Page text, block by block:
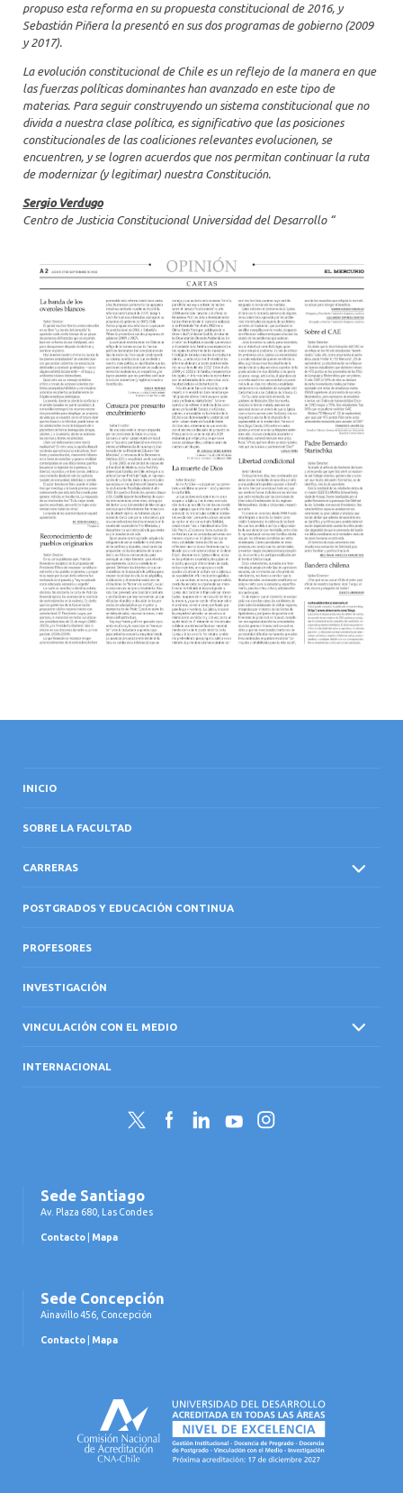
propuso esta reforma en su propuesta constitucional de 2016, y
Sebastián Piñera la presentó en sus dos programas de gobierno (2009
y 2017).
La evolución constitucional de Chile es un reflejo de la manera en que
las fuerzas políticas dominantes han avanzado en este tipo de
materias. Para seguir construyendo un sistema constitucional que no
divida a nuestra clase política, es significativo que las posiciones
constitucionales de las coaliciones relevantes evolucionen, se
encuentren, y se logren acuerdos que nos permitan continuar la ruta
de modernizar (y legitimar) nuestra Constitución.
Sergio Verdugo
Centro de Justicia Constitucional Universidad del Desarrollo “
INICIO
SOBRE LA FACULTAD
CARRERAS
POSTGRADOS Y EDUCACIÓN CONTINUA
PROFESORES
INVESTIGACIÓN
VINCULACIÓN CON EL MEDIO
INTERNACIONAL
Twitter FacebookLinkedInYouTubeInstagram
Sede Santiago
Av. Plaza 680, Las Condes
Contacto Mapa
Sede Concepción
Ainavillo 456, Concepción
Contacto Mapa